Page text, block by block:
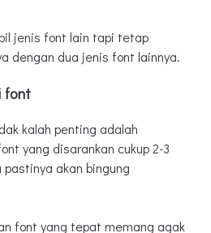
jenis font lain tapi tetap
dengan dua jenis font lainnya.
font
kalah penting adalah
yang disarankan cukup 2-3
akan bingung
font yang tepat memang agak